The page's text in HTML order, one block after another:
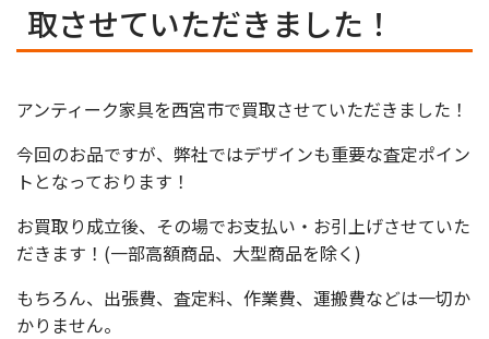
取させていただきました！
アンティーク家具を西宮市で買取させていただきました！
今回のお品ですが、弊社ではデザインも重要な査定ポイン
トとなっております！
お買取り成立後、その場でお支払い・お引上げさせていた
だきます！(一部高額商品、大型商品を除く)
もちろん、出張費、査定料、作業費、運搬費などは一切か
かりません。